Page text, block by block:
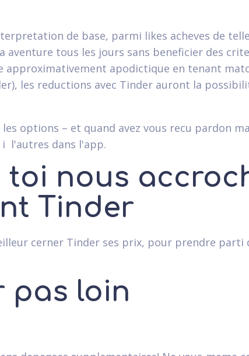
de base, parmi likes acheves de
tous les jours sans beneficier des
approximativement apodictique en tenant
les reductions avec Tinder auront la
options – et quand avez vous recu pardon
l'autres dans l'app.
toi nous
Tinder
cerner Tinder ses prix, pour prendre parti
pas loin